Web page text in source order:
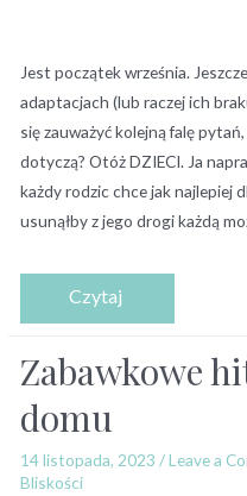
Jest początek września.
adaptacjach (lub raczej ich
się zauważyć kolejną falę
dotyczą? Otóż DZIECI. Ja
każdy rodzic chce jak najlepiej
usunąłby z jego drogi każdą
Zabawkowe
domu
14 listopada, 2023 /Leave a
Bliskości